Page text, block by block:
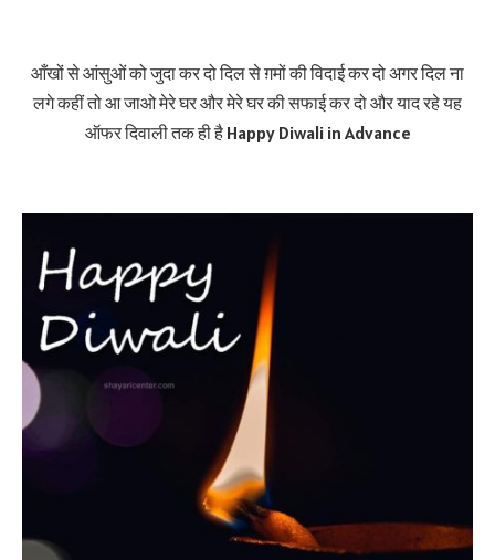
आँखों से आंसुओं को जुदा कर दो दिल से ग़मों की विदाई कर दो अगर दिल ना
लगे कहीं तो आ जाओ मेरे घर और मेरे घर की सफाई कर दो और याद रहे यह
ऑफर दिवाली तक ही है Happy Diwali in Advance